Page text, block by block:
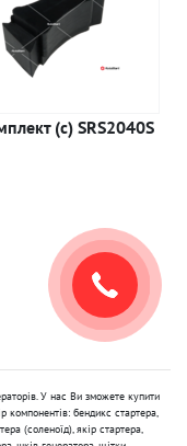
(c) SRS2040S
У нас Ви зможете купити
компонентів: бендикс стартера,
(соленоїд), якір стартера,